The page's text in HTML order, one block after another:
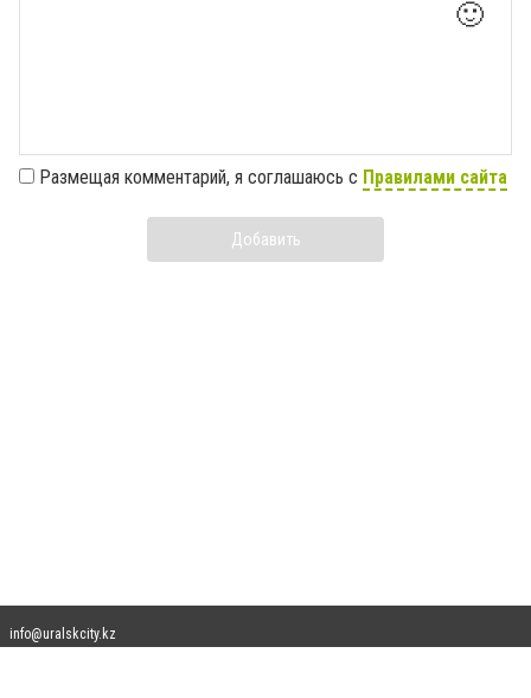
🙂
Размещая комментарий, я соглашаюсь с Правилами сайта
Добавить
info@uralskcity.kz